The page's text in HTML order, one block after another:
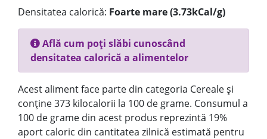
Densitatea calorică: Foarte mare (3.73kCal/g)
Află cum poți slăbi cunoscând
densitatea calorică a alimentelor
Acest aliment face parte din categoria Cereale și
conține 373 kilocalorii la 100 de grame. Consumul a
100 de grame din acest produs reprezintă 19%
aport caloric din cantitatea zilnică estimată pentru